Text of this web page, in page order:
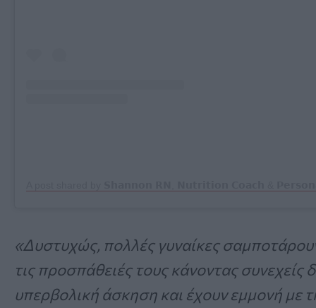
«Δυστυχώς, πολλές γυναίκες
τις προσπάθειές τους κάνοντας συνεχείς
υπερβολική άσκηση και έχουν εμμονή με